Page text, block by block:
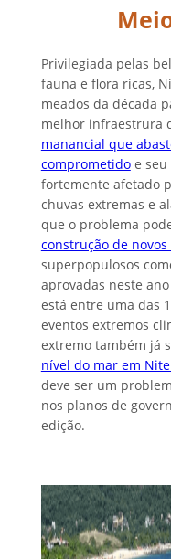
Privilegiada pelas
fauna e flora ricas,
meados da década
melhor infraestrura
manancial que
comprometidoe seu
fortemente afetado
chuvas extremas e
que o problema
construção de novos
superpopulosos
aprovadas neste
está entre uma das
eventos extremos
extremo também já
nível do mar em
deve ser um
nos planos de
edição.